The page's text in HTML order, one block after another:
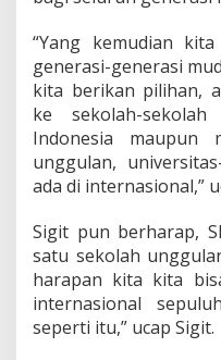
a
s
2
0
4
5
“Yang kemudian
generasi-generasi
kita berikan pilihan,
ke sekolah-
Indonesia maupun
unggulan,
ada di internasional,”
Sigit pun berharap,
satu sekolah
harapan kita kita
internasional
seperti itu,” ucap Sigit.